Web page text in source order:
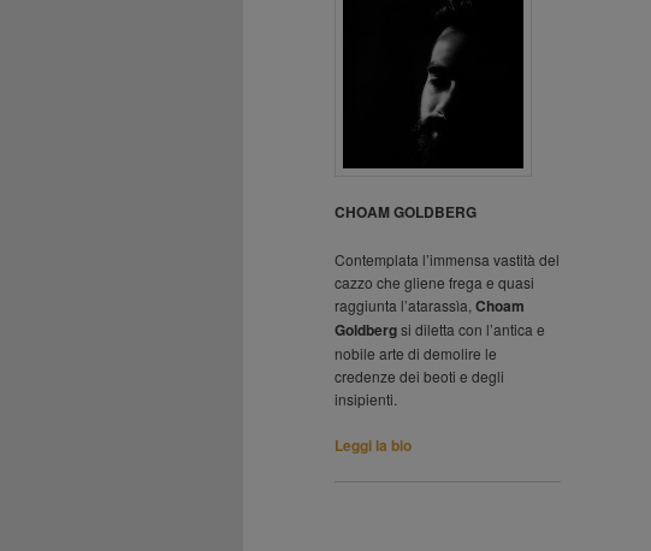
CHOAM GOLDBERG
Contemplata l’immensa vastità del
cazzo che gliene frega e quasi
raggiunta l’atarassìa, Choam
Goldbergsi diletta con l’antica e
nobile arte di demolire le
credenze dei beoti e degli
insipienti.
Leggi la bio